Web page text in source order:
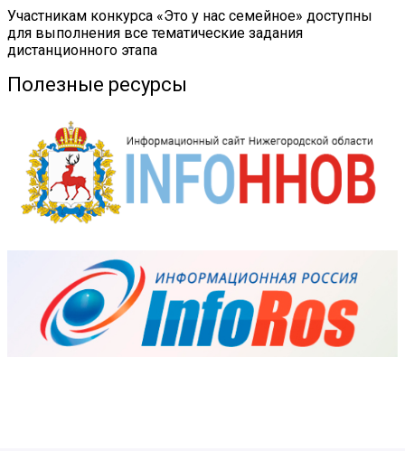
Участникам конкурса «Это у нас семейное» доступны
для выполнения все тематические задания
дистанционного этапа
Полезные ресурсы